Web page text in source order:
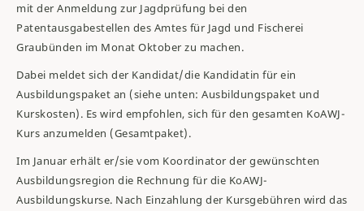
mit der Anmeldung zur Jagdprüfung bei den
Patentausgabestellen des Amtes für Jagd und Fischerei
Graubünden im Monat Oktober zu machen.
Dabei meldet sich der Kandidat/die Kandidatin für ein
Ausbildungspaket an (siehe unten: Ausbildungspaket und
Kurskosten). Es wird empfohlen, sich für den gesamten KoAWJ-
Kurs anzumelden (Gesamtpaket).
Im Januar erhält er/sie vom Koordinator der gewünschten
Ausbildungsregion die Rechnung für die KoAWJ-
Ausbildungskurse. Nach Einzahlung der Kursgebühren wird das